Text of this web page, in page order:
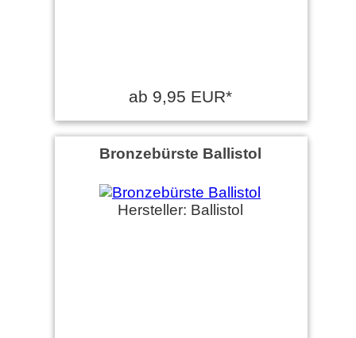
ab 9,95 EUR*
Bronzebürste Ballistol
Hersteller: Ballistol